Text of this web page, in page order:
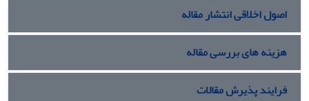
اصول اخلاقی انتشار مقاله
هزینه های بررسی مقاله
فرایند پذیرش مقالات